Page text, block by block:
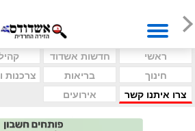
ראשי חדשות אשדוד
חינוך
בריאות צרכנות
צרו איתנו קשר
אירועים